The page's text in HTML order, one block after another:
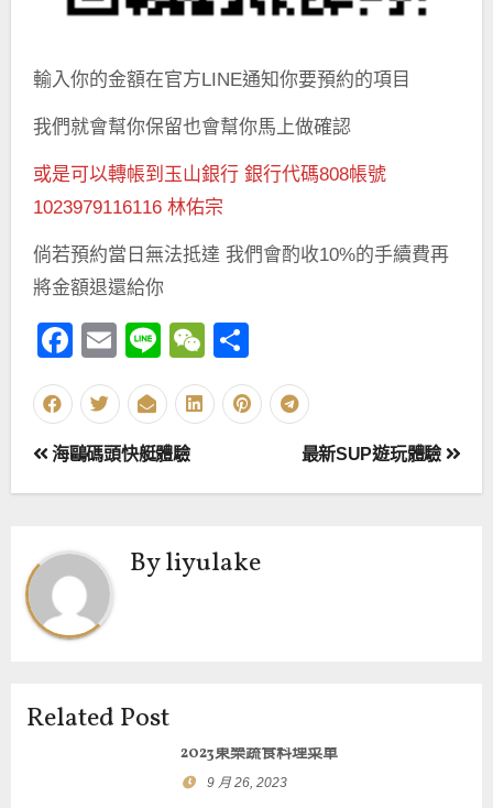
輸入你的金額在官方LINE通知你要預約的項目
我們就會幫你保留也會幫你馬上做確認
或是可以轉帳到玉山銀行 銀行代碼808帳號
1023979116116 林佑宗
倘若預約當日無法抵達 我們會酌收10%的手續費再
將金額退還給你
Facebook
EmailLineWeChat
文
章
覽
海鷗碼頭快艇體驗 最新SUP遊玩體驗
Byliyulake
Related Post
2023東樂蔬食料理菜單
9 月 26, 2023